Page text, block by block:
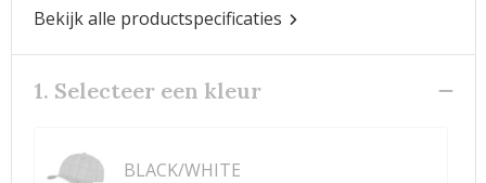
Bekijk alle productspecificaties
1. Selecteer een kleur
BLACK/WHITE